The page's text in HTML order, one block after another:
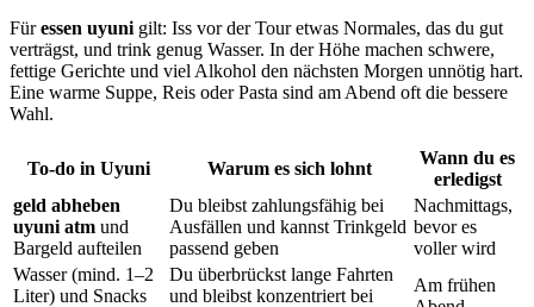
Füressen uyuni gilt: Iss vor der Tour etwas Normales, das du gut
verträgst, und trink genug Wasser. In der Höhe machen schwere,
fettige Gerichte und viel Alkohol den nächsten Morgen unnötig hart.
Eine warme Suppe, Reis oder Pasta sind am Abend oft die bessere
Wahl.
To-do in Uyuni Warum es sich lohnt
Wann du es
erledigst
geld abheben
uyuni atm und
Bargeld aufteilen
Du bleibst zahlungsfähig bei
Ausfällen und kannst Trinkgeld
passend geben
Nachmittags,
bevor es
voller wird
Wasser (mind. 1–2
Liter) und Snacks
Du überbrückst lange Fahrten
und bleibst konzentriert bei
Am frühen